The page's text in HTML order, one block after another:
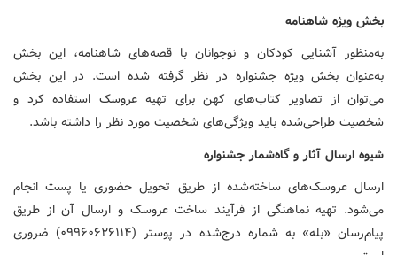
بخش ویژه شاهنامه
به‌منظور آشنایی کودکان و نوجوانان با قصه‌های شاهنامه، این بخش
به‌عنوان بخش ویژه جشنواره در نظر گرفته شده است. در این بخش
می‌توان از تصاویر کتاب‌های کهن برای تهیه عروسک استفاده کرد و
شخصیت طراحی‌شده باید ویژگی‌های شخصیت مورد نظر را داشته باشد.
شیوه ارسال آثار و گاه‌شمار جشنواره
ارسال عروسک‌های ساخته‌شده از طریق تحویل حضوری یا پست انجام
می‌شود. تهیه نماهنگی از فرآیند ساخت عروسک و ارسال آن از طریق
پیام‌رسان «بله» به شماره درج‌شده در پوستر (۰۹۹۶۰۶۲۶۱۱۴) ضروری